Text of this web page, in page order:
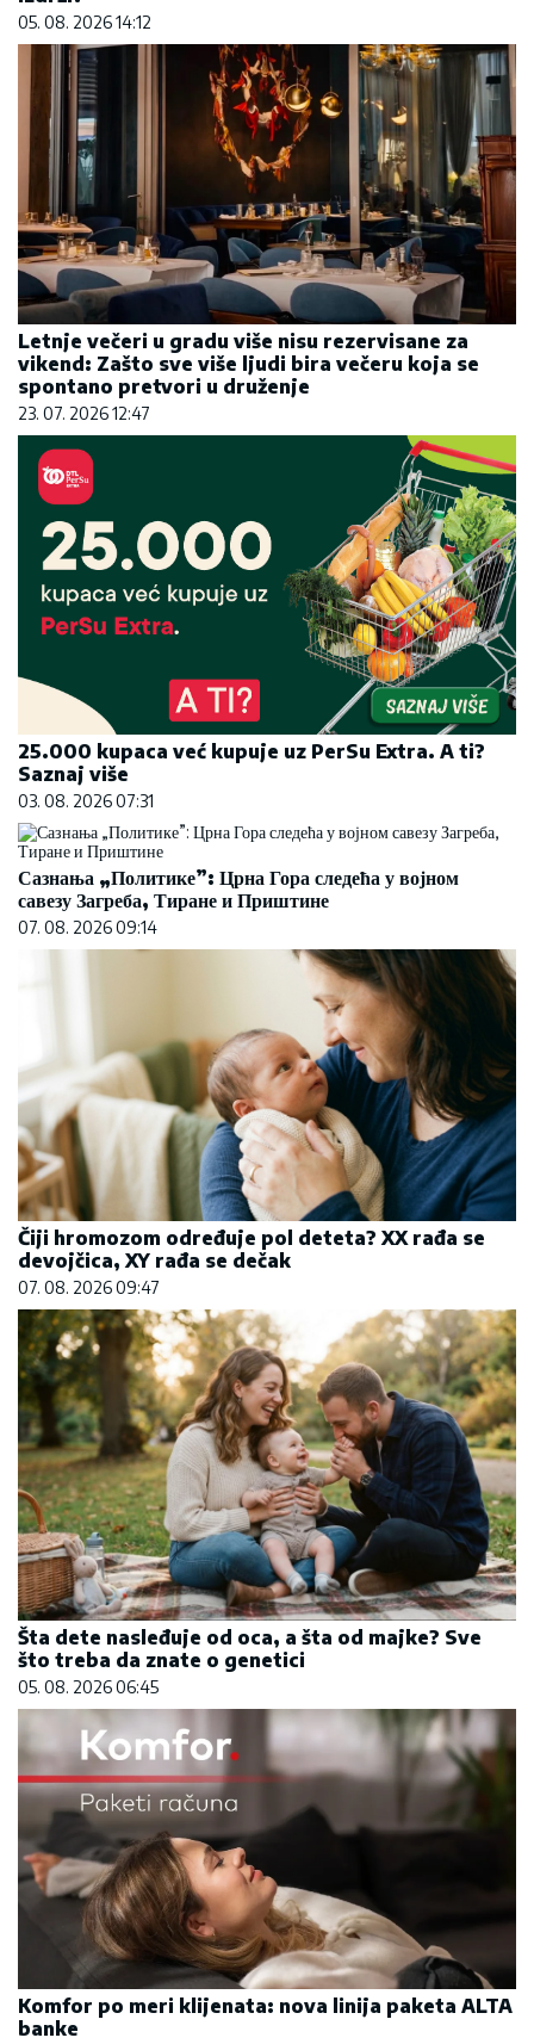
05. 08. 2026 14:12
Letnje večeri u gradu više nisu rezervisane za
vikend: Zašto sve više ljudi bira večeru koja se
spontano pretvori u druženje
23. 07. 2026 12:47
25.000 kupaca već kupuje uz PerSu Extra. A ti?
Saznaj više
03. 08. 2026 07:31
Сазнања „Политике”: Црна Гора следећа у војном
савезу Загреба, Тиране и Приштине
07. 08. 2026 09:14
Čiji hromozom određuje pol deteta? XX rađa se
devojčica, XY rađa se dečak
07. 08. 2026 09:47
Šta dete nasleđuje od oca, a šta od majke? Sve
što treba da znate o genetici
05. 08. 2026 06:45
Komfor po meri klijenata: nova linija paketa ALTA
banke